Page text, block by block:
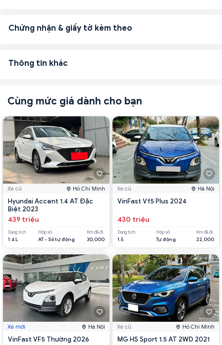
Chứng nhận & giấy tờ kèm theo
Thông tin khác
Cùng mức giá dành cho bạn
Xe cũ Hồ Chí Minh
Hyundai Accent 1.4 AT Đặc
Biệt 2023
439 triệu
Dung tích
1.4 L
Hộp số
AT - Số tự động
Km đã đi
30,000
Xe mới Hà Nội
VinFast VF5 Thường 2026
Xe cũ Hà Nội
VinFast Vf5 Plus 2024
430 triệu
Dung tích
1.5
Hộp số
Tự động
Km đã đi
22,000
Xe cũ Hồ Chí Minh
MG HS Sport 1.5 AT 2WD 2021